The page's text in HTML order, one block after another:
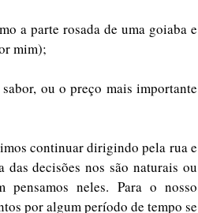
a parte rosada de uma goiaba e
mim);
ou o preço mais importante
continuar dirigindo pela rua e
decisões nos são naturais ou
pensamos neles. Para o nosso
por algum período de tempo se